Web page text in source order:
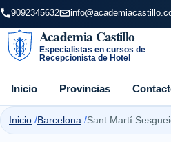
9092345632
Academia Castillo
Especialistas en cursos de
Recepcionista de Hotel
Inicio Provincias
Inicio Barcelona Sant Martí